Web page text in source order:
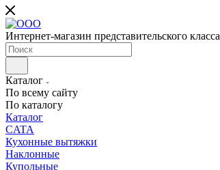
Интернет-магазин представительского класса
Каталог
По всему сайту
По каталогу
Каталог
CATA
Кухонные вытяжки
Наклонные
Купольные